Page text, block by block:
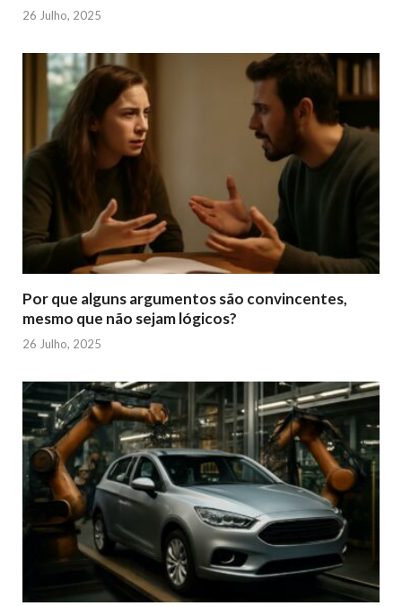
26 Julho, 2025
Por que alguns argumentos são convincentes,
mesmo que não sejam lógicos?
26 Julho, 2025